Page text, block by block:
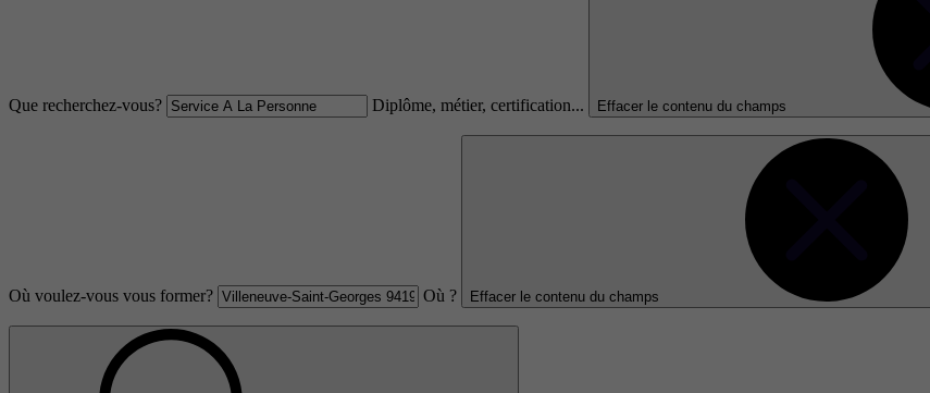
Que recherchez-vous? Diplôme, métier, certification... Effacer le contenu du champs
Où voulez-vous vous former? Où ? Effacer le contenu du champs